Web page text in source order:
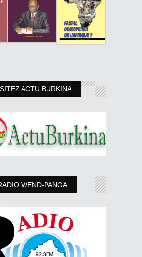
ACTU BURKINA
WEND-PANGA